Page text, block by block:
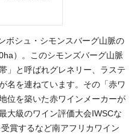
ボシュ・シモンスバーグ山脈の
）。このシモンズバーグ山脈
」と呼ばれグレネリー、ラステ
名を連ねています。その「赤ワ
位を築いた赤ワインメーカーが
大級のワイン評価大会IWSCな
賞するなど南アフリカワイン